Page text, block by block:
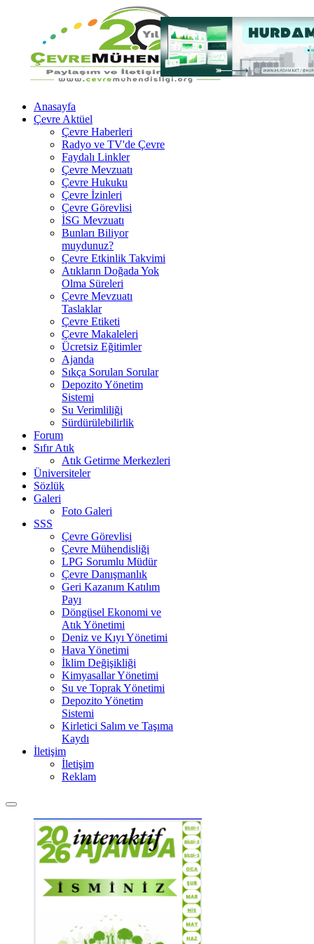
Anasayfa
Çevre Aktüel
Çevre Haberleri
Radyo ve TV'de Çevre
Faydalı Linkler
Çevre Mevzuatı
Çevre Hukuku
Çevre İzinleri
Çevre Görevlisi
İSG Mevzuatı
Bunları Biliyor
muydunuz?
Çevre Etkinlik Takvimi
Atıkların Doğada Yok
Olma Süreleri
Çevre Mevzuatı
Taslaklar
Çevre Etiketi
Çevre Makaleleri
Ücretsiz Eğitimler
Ajanda
Sıkça Sorulan Sorular
Depozito Yönetim
Sistemi
Su Verimliliği
Sürdürülebilirlik
Forum
Sıfır Atık
Atık Getirme Merkezleri
Üniversiteler
Sözlük
Galeri
Foto Galeri
SSS
Çevre Görevlisi
Çevre Mühendisliği
LPG Sorumlu Müdür
Çevre Danışmanlık
Geri Kazanım Katılım
Payı
Döngüsel Ekonomi ve
Atık Yönetimi
Deniz ve Kıyı Yönetimi
Hava Yönetimi
İklim Değişikliği
Kimyasallar Yönetimi
Su ve Toprak Yönetimi
Depozito Yönetim
Sistemi
Kirletici Salım ve Taşıma
Kaydı
İletişim
İletişim
Reklam